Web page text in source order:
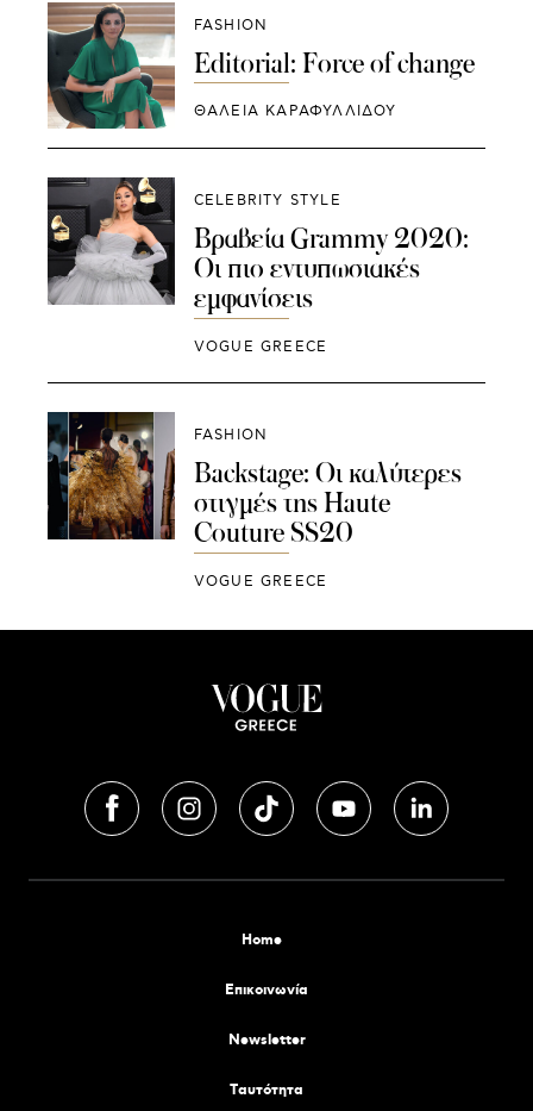
FASHION
Editorial: Force of change
ΘΑΛΕΙΑ ΚΑΡΑΦΥΛΛΙΔΟΥ
CELEBRITY STYLE
Βραβεία Grammy 2020:
Οι πιο εντυπωσιακές
εμφανίσεις
VOGUE GREECE
FASHION
Backstage: Οι καλύτερες
στιγμές της Haute
Couture SS20
VOGUE GREECE
Home
Επικοινωνία
Newsletter
Tαυτότητα